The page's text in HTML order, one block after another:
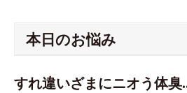
本日のお悩み
すれ違いざまにニオう体